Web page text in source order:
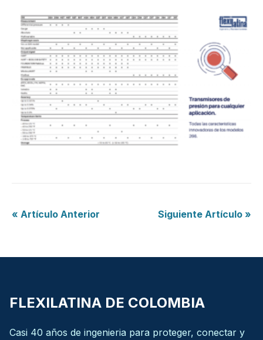
« Artículo Anterior Siguiente Artículo »
FLEXILATINA DE COLOMBIA
Casi 40 años de ingenieria para proteger, conectar y